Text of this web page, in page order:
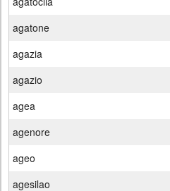
agatone
agazia
agazio
agea
agenore
ageo
agesilao